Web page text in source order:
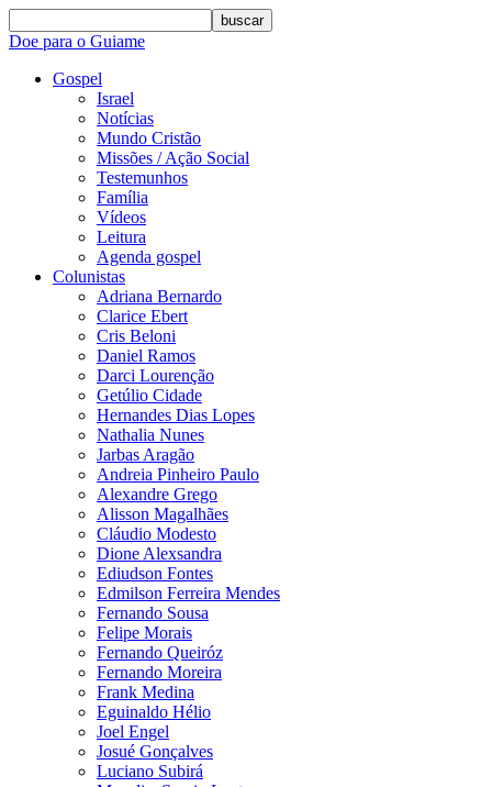
buscar
Doe para o Guiame
Gospel
Israel
Notícias
Mundo Cristão
Missões / Ação Social
Testemunhos
Família
Vídeos
Leitura
Agenda gospel
Colunistas
Adriana Bernardo
Clarice Ebert
Cris Beloni
Daniel Ramos
Darci Lourenção
Getúlio Cidade
Hernandes Dias Lopes
Nathalia Nunes
Jarbas Aragão
Andreia Pinheiro Paulo
Alexandre Grego
Alisson Magalhães
Cláudio Modesto
Dione Alexsandra
Ediudson Fontes
Edmilson Ferreira Mendes
Fernando Sousa
Felipe Morais
Fernando Queiróz
Fernando Moreira
Frank Medina
Eguinaldo Hélio
Joel Engel
Josué Gonçalves
Luciano Subirá